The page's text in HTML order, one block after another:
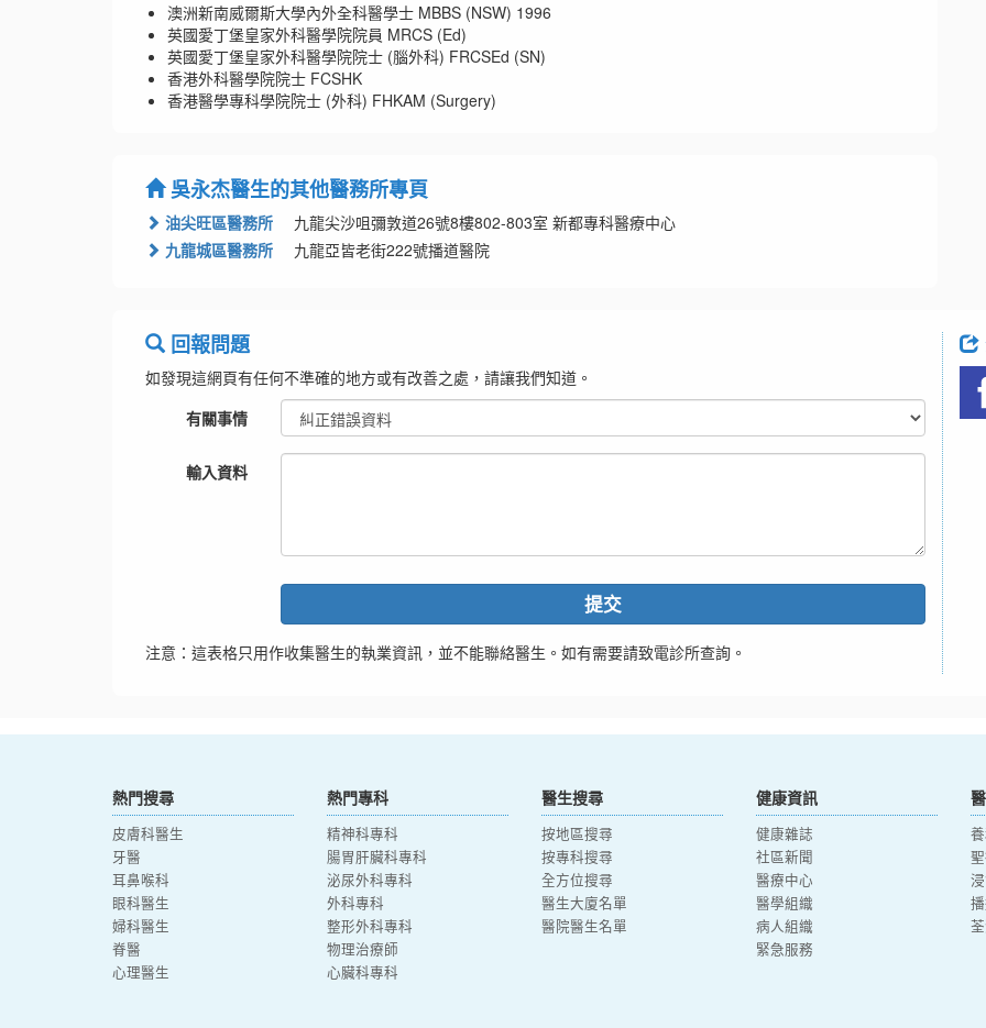
澳洲新南威爾斯大學內外全科醫學士 MBBS (NSW) 1996
英國愛丁堡皇家外科醫學院院員 MRCS (Ed)
英國愛丁堡皇家外科醫學院院士 (腦外科) FRCSEd (SN)
香港外科醫學院院士 FCSHK
香港醫學專科學院院士 (外科) FHKAM (Surgery)
吳永杰醫生的其他醫務所專頁
油尖旺區醫務所
九龍尖沙咀彌敦道26號8樓802-803室 新都專科醫療中心
九龍城區醫務所
九龍亞皆老街222號播道醫院
回報問題
如發現這網頁有任何不準確的地方或有改善之處，請讓我們知道。
有關事情
輸入資料
提交
注意：這表格只用作收集醫生的執業資訊，並不能聯絡醫生。如有需要請致電診所查詢。
熱門搜尋
皮膚科醫生
牙醫
耳鼻喉科
眼科醫生
婦科醫生
脊醫
心理醫生
熱門專科
精神科專科
腸胃肝臟科專科
泌尿外科專科
外科專科
整形外科專科
物理治療師
心臟科專科
醫生搜尋
按地區搜尋
按專科搜尋
全方位搜尋
醫生大廈名單
醫院醫生名單
健康資訊
健康雜誌
社區新聞
醫療中心
醫學組織
病人組織
緊急服務